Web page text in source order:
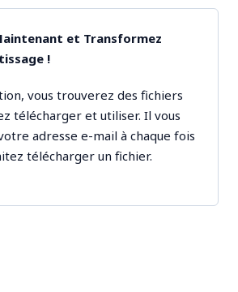
et Transformez
!
vous trouverez des fichiers
télécharger et utiliser. Il vous
adresse e-mail à chaque fois
télécharger un fichier.